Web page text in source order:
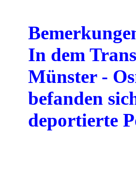
In dem
Münster -
befanden
deportierte